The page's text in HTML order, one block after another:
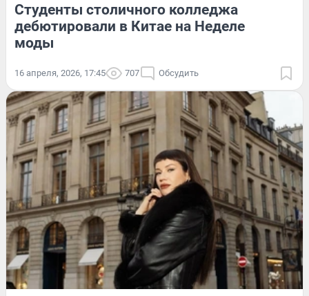
Студенты столичного колледжа
дебютировали в Китае на Неделе
моды
16 апреля, 2026, 17:45 707 Обсудить